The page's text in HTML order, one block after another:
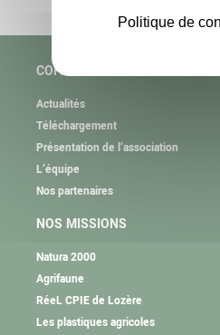
Politique de
COPAGE
Actualités
Téléchargement
Présentation de l’association
L’équipe
Nos partenaires
NOS MISSIONS
Natura 2000
Agrifaune
RéeL CPIE de Lozère
Les plastiques agricoles